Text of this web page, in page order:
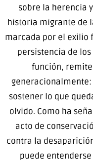
sobre la herencia
historia migrante de
marcada por el exilio
persistencia de
función,
sostener lo que
olvido. Como ha
acto de
contra la
puede